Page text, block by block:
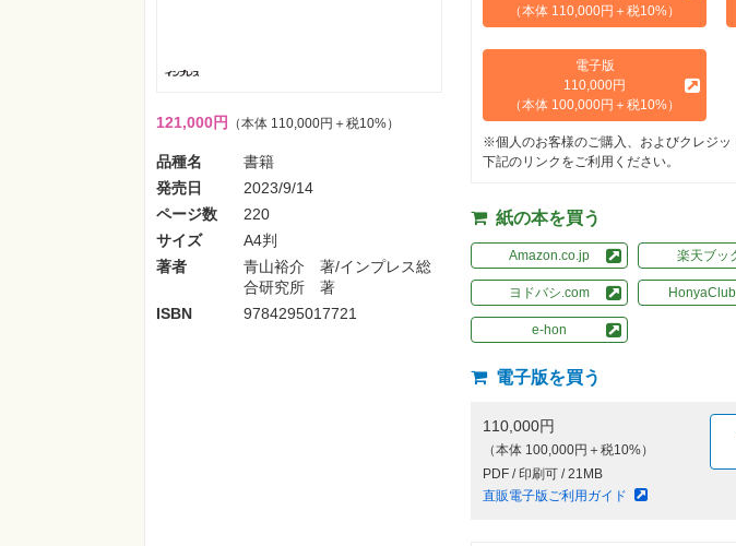
121,000円 （本体 110,000円＋税10%）
品種名
書籍
発売日
2023/9/14
ページ数
220
サイズ
A4判
著者
青山裕介 著/インプレス総
合研究所 著
ISBN
9784295017721
（本体 110,000円＋税10%）
電子版
110,000円
（本体 100,000円＋税10%）
※個人のお客様のご購入、およびクレジ
下記のリンクをご利用ください。
紙の本を買う
Amazon.co.jp 楽天ブッ
ヨドバシ.com
e-hon
電子版を買う
110,000円
（本体 100,000円＋税10%）
PDF / 印刷可 / 21MB
直販電子版ご利用ガイド